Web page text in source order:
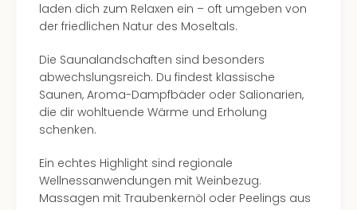
laden dich zum Relaxen ein – oft umgeben von
der friedlichen Natur des Moseltals.
Die Saunalandschaften sind besonders
abwechslungsreich. Du findest klassische
Saunen, Aroma-Dampfbäder oder Salionarien,
die dir wohltuende Wärme und Erholung
schenken.
Ein echtes Highlight sind regionale
Wellnessanwendungen mit Weinbezug.
Massagen mit Traubenkernöl oder Peelings aus